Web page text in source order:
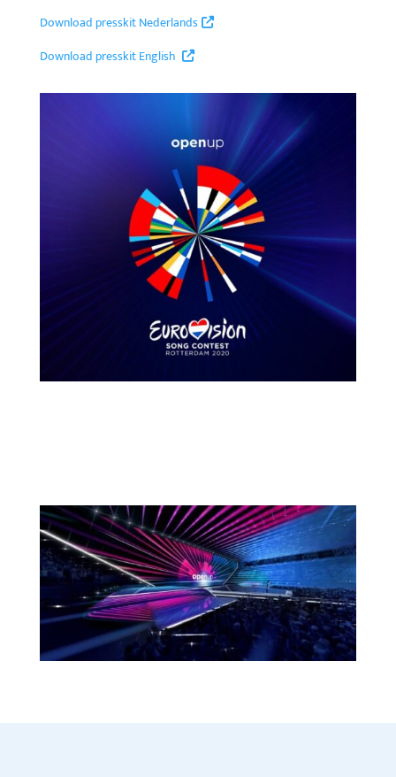
Download presskit Nederlands
Download presskit English